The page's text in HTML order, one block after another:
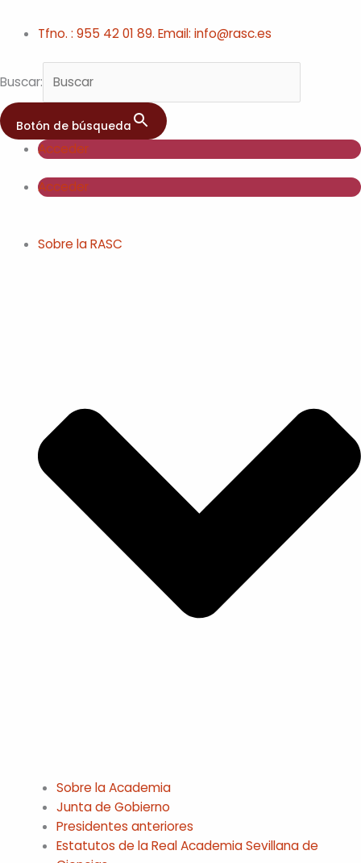
Tfno. : 955 42 01 89. Email: info@rasc.es
Buscar:
Botón de búsqueda
Acceder
Acceder
Sobre la RASC
Sobre la Academia
Junta de Gobierno
Presidentes anteriores
Estatutos de la Real Academia Sevillana de